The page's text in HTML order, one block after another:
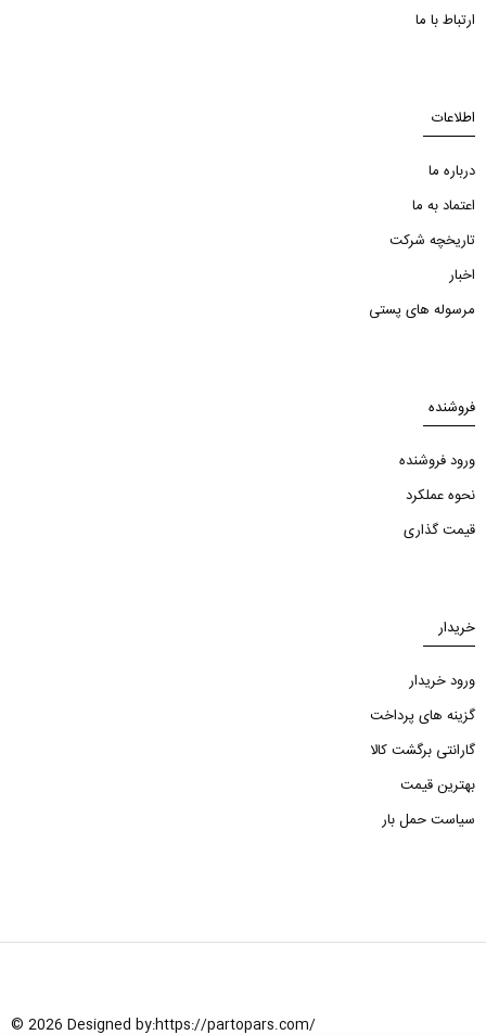
ارتباط با ما
اطلاعات
درباره ما
اعتماد به ما
تاریخچه شرکت
اخبار
مرسوله های پستی
فروشنده
ورود فروشنده
نحوه عملکرد
قیمت گذاری
خریدار
ورود خریدار
گزینه های پرداخت
گارانتی برگشت کالا
بهترین قیمت
سیاست حمل بار
© 2026 Designed by:https://partopars.com/